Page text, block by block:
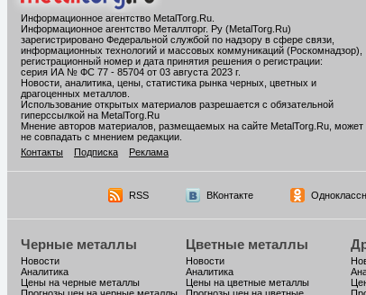
Информационное агентство MetalTorg.Ru
Информационное агентство Металлторг. Ру (MetalTorg.Ru)
зарегистрировано Федеральной службой по надзору в сфере связи,
информационных технологий и массовых коммуникаций (Роскомнадзор),
регистрационный номер и дата принятия решения о регистрации:
серия ИА № ФС 77 - 85704 от 03 августа 2023 г.
Новости, аналитика, цены, статистика рынка черных, цветных и
драгоценных металлов.
Использование открытых материалов разрешается с обязательной
гиперссылкой на MetalTorg.Ru
Мнение авторов материалов, размещаемых на сайте MetalTorg.Ru, может
не совпадать с мнением редакции.
Контакты
Подписка Реклама
RSS ВКонтакте
Черные металлы
Новости
Аналитика
Цены на черные металлы
Цветные металлы
Новости
Аналитика
Цены на цветные металлы